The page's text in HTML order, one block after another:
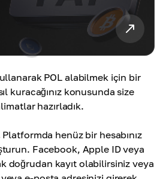
POL alabilmek için bir
kuracağınız konusunda size
hazırladık.
Platformda henüz bir hesabınız
Facebook, Apple ID veya
doğrudan kayıt olabilirsiniz veya